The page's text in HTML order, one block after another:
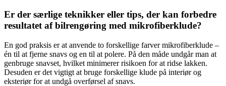
Er der særlige teknikker eller tips, der kan forbedre
resultatet af bilrengøring med mikrofiberklude?
En god praksis er at anvende to forskellige farver mikrofiberklude –
én til at fjerne snavs og en til at polere. På den måde undgår man at
genbruge snavset, hvilket minimerer risikoen for at ridse lakken.
Desuden er det vigtigt at bruge forskellige klude på interiør og
eksteriør for at undgå overførsel af snavs.